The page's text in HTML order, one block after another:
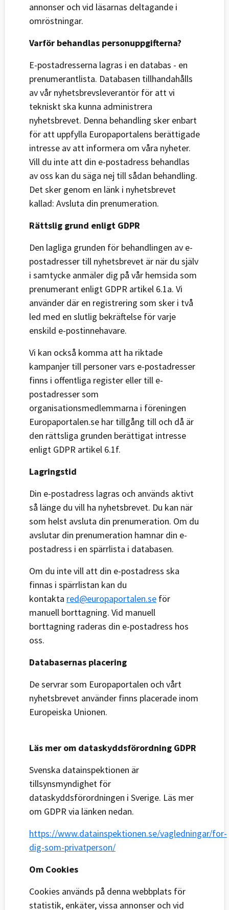
annonser och vid läsarnas deltagande i
omröstningar.
Varför behandlas personuppgifterna?
E-postadresserna lagras i en databas - en
prenumerantlista. Databasen tillhandahålls
av vår nyhetsbrevsleverantör för att vi
tekniskt ska kunna administrera
nyhetsbrevet. Denna behandling sker enbart
för att uppfylla Europaportalens berättigade
intresse av att informera om våra nyheter.
Vill du inte att din e-postadress behandlas
av oss kan du säga nej till sådan behandling.
Det sker genom en länk i nyhetsbrevet
kallad: Avsluta din prenumeration.
Rättslig grund enligt GDPR
Den lagliga grunden för behandlingen av e-
postadresser till nyhetsbrevet är när du själv
i samtycke anmäler dig på vår hemsida som
prenumerant enligt GDPR artikel 6.1a. Vi
använder där en registrering som sker i två
led med en slutlig bekräftelse för varje
enskild e-postinnehavare.
Vi kan också komma att ha riktade
kampanjer till personer vars e-postadresser
finns i offentliga register eller till e-
postadresser som
organisationsmedlemmarna i föreningen
Europaportalen.se har tillgång till och då är
den rättsliga grunden berättigat intresse
enligt GDPR artikel 6.1f.
Lagringstid
Din e-postadress lagras och används aktivt
så länge du vill ha nyhetsbrevet. Du kan när
som helst avsluta din prenumeration. Om du
avslutar din prenumeration hamnar din e-
postadress i en spärrlista i databasen.
Om du inte vill att din e-postadress ska
finnas i spärrlistan kan du
kontakta red@europaportalen.se för
manuell borttagning. Vid manuell
borttagning raderas din e-postadress hos
oss.
Databasernas placering
De servrar som Europaportalen och vårt
nyhetsbrevet använder finns placerade inom
Europeiska Unionen.
Läs mer om dataskyddsförordning GDPR
Svenska datainspektionen är
tillsynsmyndighet för
dataskyddsförordningen i Sverige. Läs mer
om GDPR via länken nedan.
https://www.datainspektionen.se/vagledningar/for-
dig-som-privatperson/
Om Cookies
Cookies används på denna webbplats för
statistik, enkäter, vissa annonser och vid